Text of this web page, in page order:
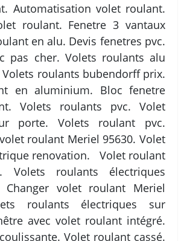
Automatisation volet roulant.
roulant. Fenetre 3 vantaux
en alu. Devis fenetres pvc.
pas cher. Volets roulants alu
roulants bubendorff prix.
en aluminium. Bloc fenetre
Volets roulants pvc. Volet
porte. Volets roulant pvc.
roulant Meriel 95630. Volet
renovation. Volet roulant
Volets roulants électriques
Changer volet roulant Meriel
roulants électriques sur
avec volet roulant intégré.
Volet roulant cassé.